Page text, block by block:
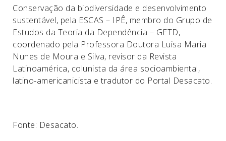
Conservação da biodiversidade e desenvolvimento
sustentável, pela ESCAS – IPÊ, membro do Grupo de
Estudos da Teoria da Dependência – GETD,
coordenado pela Professora Doutora Luisa Maria
Nunes de Moura e Silva, revisor da Revista
Latinoamérica, colunista da área socioambiental,
latino-americanicista e tradutor do Portal Desacato.
Fonte: Desacato.